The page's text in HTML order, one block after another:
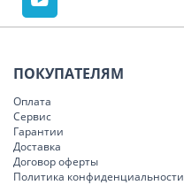
ПОКУПАТЕЛЯМ
Оплата
Сервис
Гарантии
Доставка
Договор оферты
Политика конфиденциальности